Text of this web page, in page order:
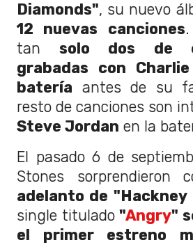
Diamonds", su nuevo
12 nuevas canciones
tansolo dos de
grabadas con
batería antes de su
resto de canciones son
Steve Jordan en la
El pasado 6 de
Stones sorprendieron
adelanto de "Hackney
single titulado"Angry"
el primer estreno